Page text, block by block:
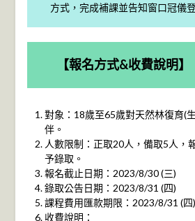
方式，完成補課並告知窗口冠儀
【報名方式&收費說明】
對象：18歲至65歲對天然林復育(
伴。
人數限制：正取20人，備取5人，
予錄取。
報名截止日期：2023/8/30 (三)
錄取公告日期：2023/8/31 (四)
課程費用匯款期限：2023/8/31 (
收費說明：